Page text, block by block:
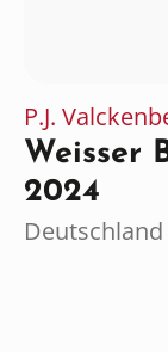
P.J.
Weisser
2024